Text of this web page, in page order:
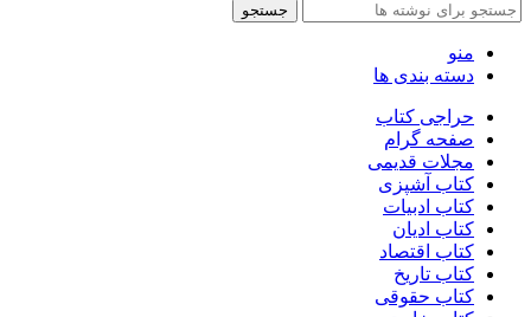
جستجو
منو
دسته بندی ها
حراجی کتاب
صفحه گرام
مجلات قدیمی
کتاب آشپزی
کتاب ادبیات
کتاب ادیان
کتاب اقتصاد
کتاب تاریخ
کتاب حقوقی